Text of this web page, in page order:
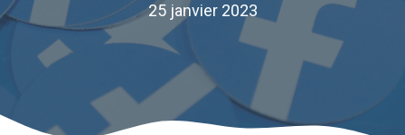
25 janvier 2023